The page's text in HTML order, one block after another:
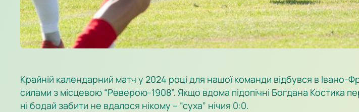
Крайній календарний матч у 2024 році для нашої команди відбувся в Івано-
силами з місцевою “Реверою-1908”. Якщо вдома підопічні Богдана Костика
ні бодай забити не вдалося нікому – “суха” нічия 0:0.